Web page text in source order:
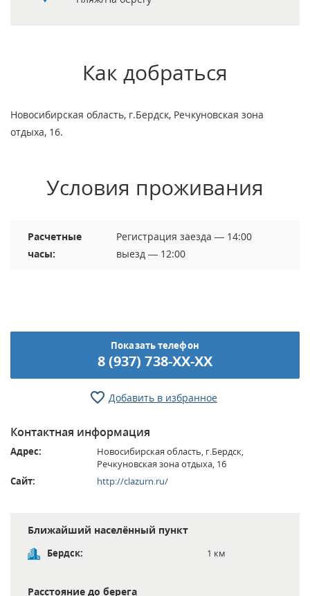
Как добраться
Новосибирская область, г.Бердск, Речкуновская зона
отдыха, 16.
Условия проживания
Расчетные
часы:
Регистрация заезда — 14:00
выезд — 12:00
Показать телефон
8 (937) 738-XX-XX
Добавить в избранное
Контактная информация
Адрес:
Новосибирская область, г.Бердск,
Речкуновская зона отдыха, 16
Сайт:
http://clazurn.ru/
Ближайший населённый пункт
Бердск: 1 км
Расстояние до берега